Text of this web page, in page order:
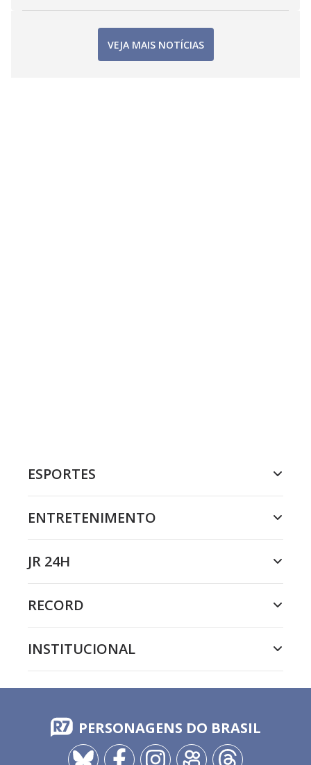
VEJA MAIS NOTÍCIAS
ESPORTES
ENTRETENIMENTO
JR 24H
RECORD
INSTITUCIONAL
PERSONAGENS DO BRASIL